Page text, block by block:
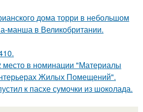
дома торри в небольшом
манша в Великобритании.
место в номинации "Материалы
Жилых Помещений".
к пасхе сумочки из шоколада.